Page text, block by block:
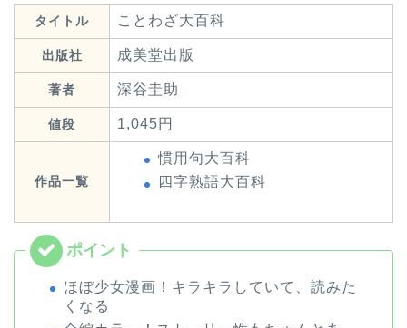
タイトル ことわざ大百科
出版社 成美堂出版
著者 深谷圭助
値段 1,045円
作品一覧
慣用句大百科
四字熟語大百科
ほぼ少女漫画！キラキラしていて、読みた
くなる